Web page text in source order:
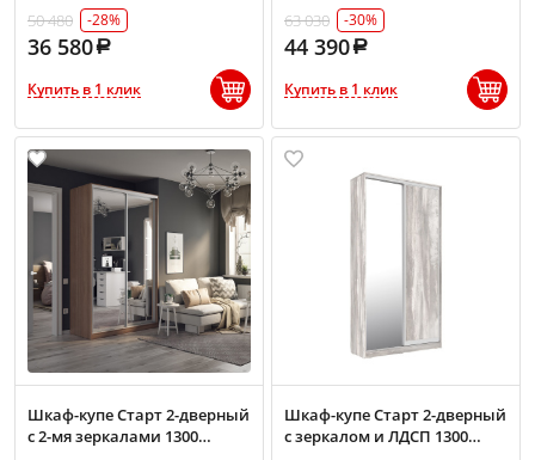
50 480
-28%
36 580
Купить в 1 клик
63 030
-30%
44 390
Купить в 1 клик
Шкаф-купе Старт 2-дверный
с 2-мя зеркалами 1300
Шкаф-купе Старт 2-дверный
с зеркалом и ЛДСП 1300